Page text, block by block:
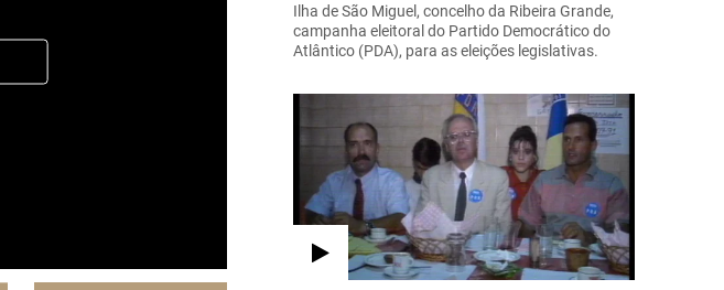
Ilha de São Miguel, concelho da Ribeira Grande,
campanha eleitoral do Partido Democrático do
Atlântico (PDA), para as eleições legislativas.